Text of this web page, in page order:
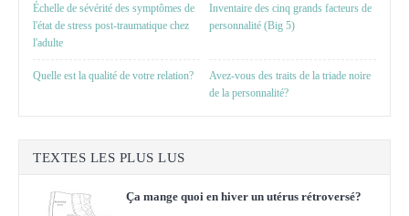
Échelle de sévérité des symptômes de
l'état de stress post-traumatique chez
l'adulte
Inventaire des cinq grands facteurs de
personnalité (Big 5)
Quelle est la qualité de votre relation?
Avez-vous des traits de la triade noire
de la personnalité?
TEXTES LES PLUS LUS
Ça mange quoi en hiver un utérus rétroversé?